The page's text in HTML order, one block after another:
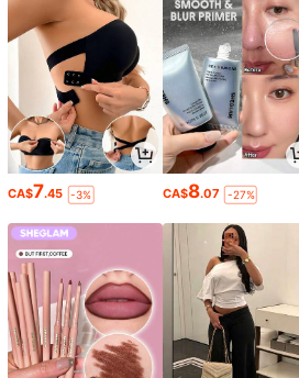
CA$7.45 -3% CA$8.07 -27%